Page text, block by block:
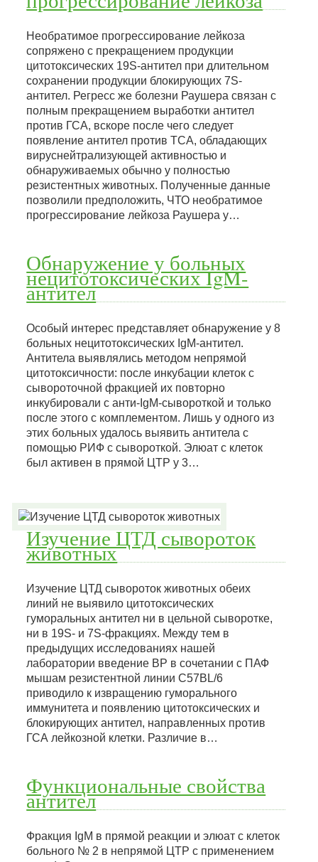
Необратимое прогрессирование лейкоза
сопряжено с прекращением продукции
цитотоксических 19S-антител при длительном
сохранении продукции блокирующих 7S-
антител. Регресс же болезни Раушера связан с
полным прекращением выработки антител
против ГСА, вскоре после чего следует
появление антител против ТСА, обладающих
вируснейтрализующей активностью и
обнаруживаемых обычно у полностью
резистентных животных. Полученные данные
позволили предположить, ЧТО необратимое
прогрессирование лейкоза Раушера у…
Обнаружение у больных
нецитотоксических IgM-
антител
Особый интерес представляет обнаружение у 8
больных нецитотоксических IgM-антител.
Антитела выявлялись методом непрямой
цитотоксичности: после инкубации клеток с
сывороточной фракцией их повторно
инкубировали с aнти-IgM-cывopoткoй и только
после этого с комплементом. Лишь у одного из
этих больных удалось выявить антитела с
помощью РИФ с сывороткой. Элюат с клеток
был активен в прямой ЦТР у 3…
Изучение ЦТД сывороток
животных
Изучение ЦТД сывороток животных обеих
линий не выявило цитотоксических
гуморальных антител ни в цельной сыворотке,
ни в 19S- и 7S-фракциях. Между тем в
предыдущих исследованиях нашей
лаборатории введение BP в сочетании с ПАФ
мышам резистентной линии C57BL/6
приводило к извращению гуморального
иммунитета и появлению цитотоксических и
блокирующих антител, направленных против
ГСА лейкозной клетки. Различие в…
Функциональные свойства
антител
Фракция IgM в прямой реакции и элюат с клеток
больного № 2 в непрямой ЦТР с применением